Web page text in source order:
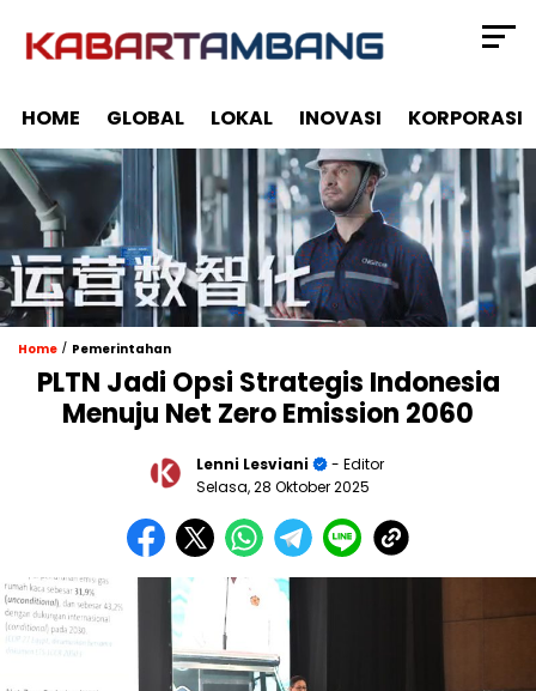
HOME GLOBAL LOKAL INOVASI KORPORASI
Home / Pemerintahan
PLTN Jadi Opsi Strategis Indonesia
Menuju Net Zero Emission 2060
Lenni Lesviani
- Editor
Selasa, 28 Oktober 2025